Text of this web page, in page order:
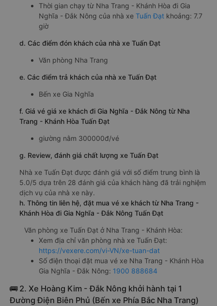
Thời gian chạy từ Nha Trang - Khánh Hòa đi Gia
Nghĩa - Đắk Nông của nhà xe Tuấn Đạt khoảng: 7.7
giờ
d. Các điểm đón khách của nhà xe Tuấn Đạt
Văn phòng Nha Trang
e. Các điểm trả khách của nhà xe Tuấn Đạt
Bến xe Gia Nghĩa
f. Giá vé giá xe khách đi Gia Nghĩa - Đắk Nông từ Nha
Trang - Khánh Hòa Tuấn Đạt
giường nằm 300000đ/vé
g. Review, đánh giá chất lượng xe Tuấn Đạt
Nhà xe Tuấn Đạt được đánh giá với số điểm trung bình là
5.0/5 dựa trên 28 đánh giá của khách hàng đã trải nghiệm
dịch vụ của nhà xe này.
h. Thông tin liên hệ, đặt mua vé xe khách từ Nha Trang -
Khánh Hòa đi Gia Nghĩa - Đắk Nông Tuấn Đạt
Văn phòng xe Tuấn Đạt ở Nha Trang - Khánh Hòa:
Xem địa chỉ văn phòng nhà xe Tuấn Đạt:
https://vexere.com/vi-VN/xe-tuan-dat
Số điện thoại đặt mua vé xe Nha Trang - Khánh Hòa
Gia Nghĩa - Đắk Nông: 1900 888684
🚌 2. Xe Hoàng Kim - Đắk Nông khởi hành tại 1
Đường Điện Biên Phủ (Bến xe Phía Bắc Nha Trang)